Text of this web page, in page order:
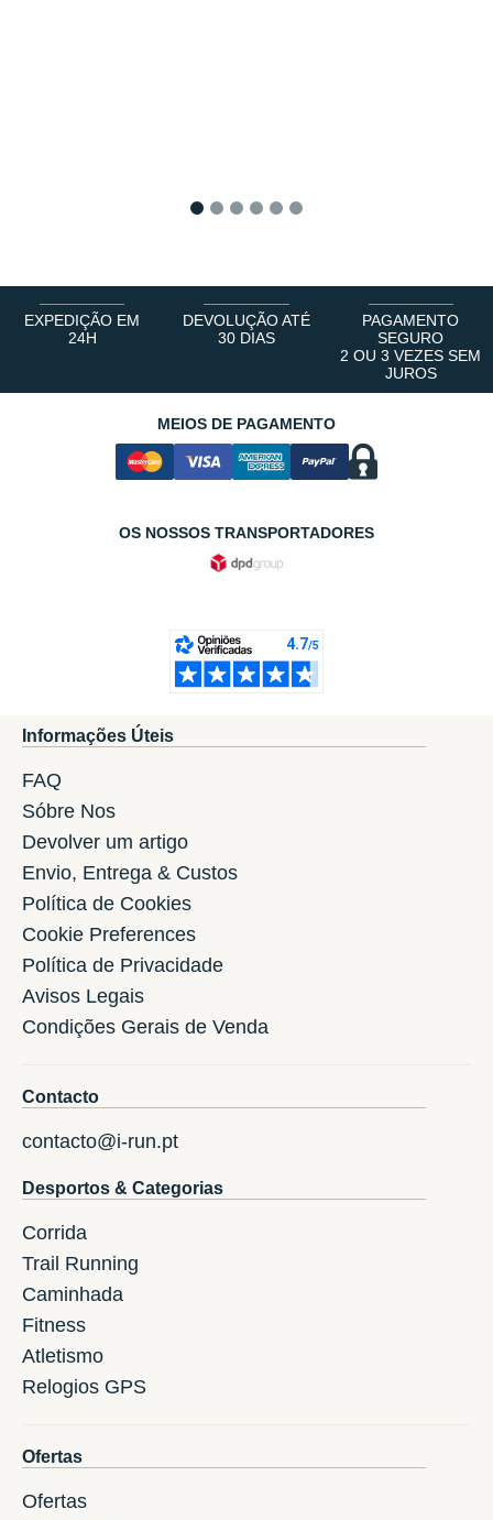
EXPEDIÇÃO EM
24H
DEVOLUÇÃO ATÉ
30 DIAS
PAGAMENTO
SEGURO
2 OU 3 VEZES SEM
JUROS
MEIOS DE PAGAMENTO
OS NOSSOS TRANSPORTADORES
Informações Úteis
FAQ
Sóbre Nos
Devolver um artigo
Envio, Entrega & Custos
Política de Cookies
Cookie Preferences
Política de Privacidade
Avisos Legais
Condições Gerais de Venda
Contacto
contacto@i-run.pt
Desportos & Categorias
Corrida
Trail Running
Caminhada
Fitness
Atletismo
Relogios GPS
Ofertas
Ofertas